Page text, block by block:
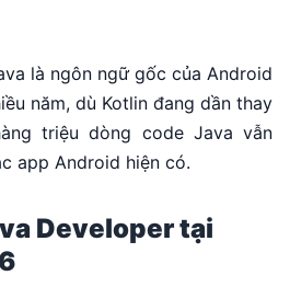
là ngôn ngữ gốc của Android
năm, dù Kotlin đang dần thay
triệu dòng code Java vẫn
app Android hiện có.
Developer tại